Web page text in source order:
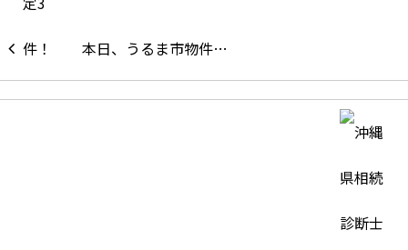
本日、うるま市物件…